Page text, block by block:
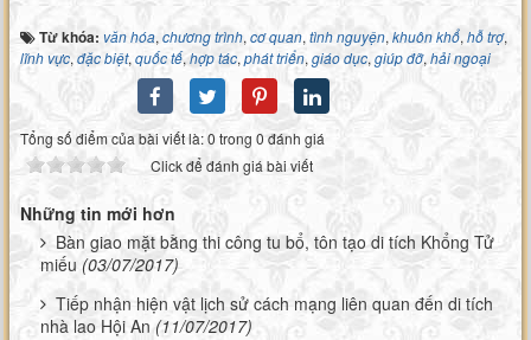
Từ khóa: văn hóa, chương trình, cơ quan, tình nguyện, khuôn khổ, hỗ trợ,
lĩnh vực, đặc biệt, quốc tế,hợp tác, phát triển, giáo dục, giúp đỡ, hải ngoại
Tổng số điểm của bài viết là: 0 trong 0 đánh giá
Click để đánh giá bài viết
Những tin mới hơn
Bàn giao mặt bằng thi công tu bổ, tôn tạo di tích Khổng Tử
miếu (03/07/2017)
Tiếp nhận hiện vật lịch sử cách mạng liên quan đến di tích
nhà lao Hội An (11/07/2017)